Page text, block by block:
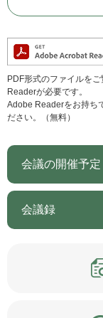
PDF形式のファイルを
Readerが必要です。
Adobe Readerをお持ち
ださい。（無料）
会議の開催予定
会議録